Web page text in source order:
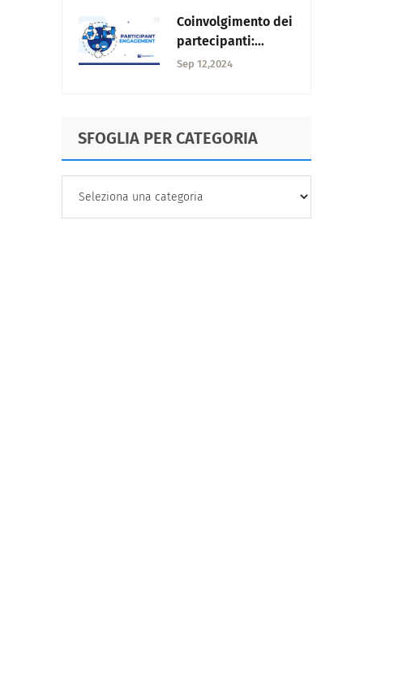
Coinvolgimento dei
partecipanti:
Strategie per
l'interazione
Sep 12,2024
SFOGLIA PER CATEGORIA
PER
CATEGORIA